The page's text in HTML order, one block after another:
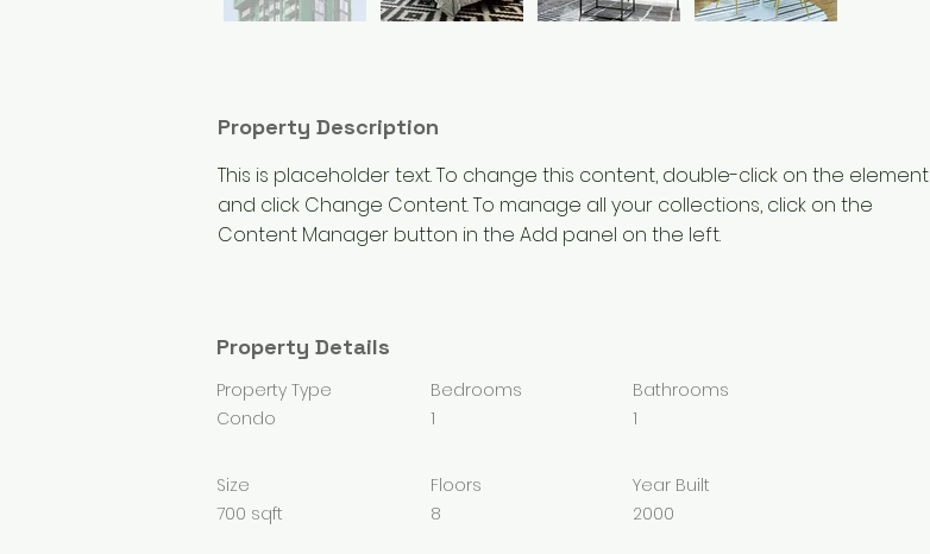
Property Description
This is placeholder text. To change this content, double-click on the element
and click Change Content. To manage all your collections, click on the
Content Manager button in the Add panel on the left.
Property Details
Property Type
Condo
Bedrooms
1
Bathrooms
1
Size
700 sqft
Floors
8
Year Built
2000